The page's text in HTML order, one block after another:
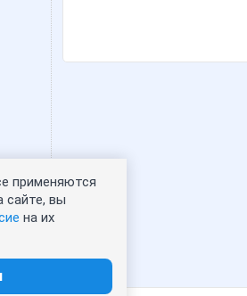
0
применяются
сайте, вы
на их